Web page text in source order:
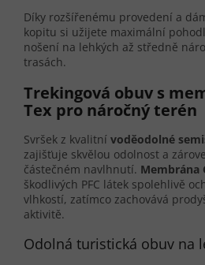
Díky rozšířenému provedení a
kopitu si užijete maximální
nošení na lehkých až středně
trasách.
Trekingová obuv s
Tex pro náročný terén
Svršek z kvalitní voděodolné
zajišťuje skvělou odolnost a
částečném navlhnutí. Membrána
škodlivých PFC látek spolehlivě
vlhkostí, zatímco zachovává
aktivitě.
Odolná turistická obuv na